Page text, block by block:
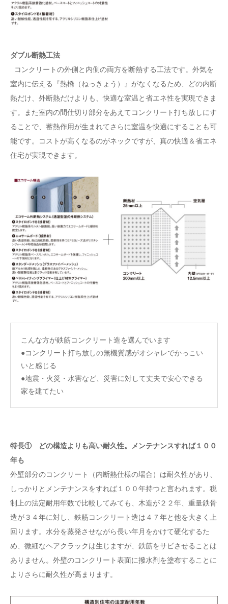
ダブル断熱工法
コンクリートの外側と内側の両方を断熱する工法です。外気を
室内に伝える『熱橋（ねっきょう）』がなくなるため、どの内断
熱だけ、外断熱だけよりも、快適な室温と省エネ性を実現できま
す。また室内の間仕切り部分をあえてコンクリート打ち放しにす
ることで、蓄熱作用が生まれてさらに室温を快適にすることも可
能です。コストが高くなるのがネックですが、真の快適＆省エネ
住宅が実現できます。
こんな方が鉄筋コンクリート造を選んでいます
●コンクリート打ち放しの無機質感がオシャレでかっこい
いと感じる
●地震・火災・水害など、災害に対して丈夫で安心できる
家を建てたい
特長① どの構造よりも高い耐久性。メンテナンスすれば１００
年も
外壁部分のコンクリート（内断熱仕様の場合）は耐久性があり、
しっかりとメンテナンスをすれば１００年持つと言われます。税
制上の法定耐用年数で比較してみても、木造が２２年、重量鉄骨
造が３４年に対し、鉄筋コンクリート造は４７年と他を大きく上
回ります。水分を蒸発させながら長い年月をかけて硬化するた
め、微細なヘアクラックは生じますが、鉄筋をサビさせることは
ありません。外壁のコンクリート表面に撥水剤を塗布することに
よりさらに耐久性が高まります。